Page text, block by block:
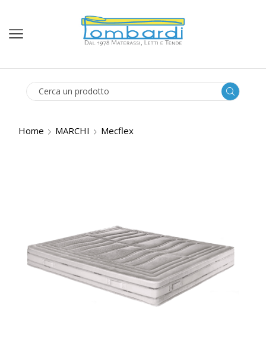
Home MARCHI Mecflex